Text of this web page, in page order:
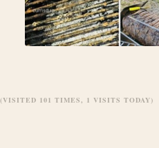
(VISITED 101 TIMES, 1 VISITS TODAY)